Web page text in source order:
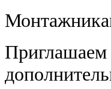
Приглашаем